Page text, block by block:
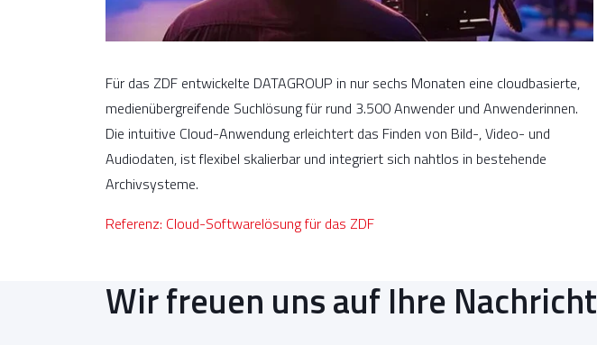
Für das ZDF entwickelte DATAGROUP in nur sechs Monaten eine cloudbasierte,
medienübergreifende Suchlösung für rund 3.500 Anwender und Anwenderinnen.
Die intuitive Cloud-Anwendung erleichtert das Finden von Bild-, Video- und
Audiodaten, ist flexibel skalierbar und integriert sich nahtlos in bestehende
Archivsysteme.
Referenz: Cloud-Softwarelösung für das ZDF
Wir freuen uns auf Ihre Nachricht